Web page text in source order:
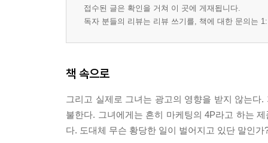
접수된 글은 확인을 거쳐 이 곳에 게재됩니다.
독자 분들의 리뷰는 리뷰 쓰기를, 책에 대한 문의는
책 속으로
그리고 실제로 그녀는 광고의 영향을 받지 않는
불한다. 그녀에게는 흔히 마케팅의 4P라고 하는
다. 도대체 무슨 황당한 일이 벌어지고 있단 말인가